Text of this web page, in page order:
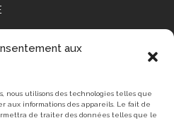
aux
nous utilisons des technologies telles que
aux informations des appareils. Le fait de
de traiter des données telles que le